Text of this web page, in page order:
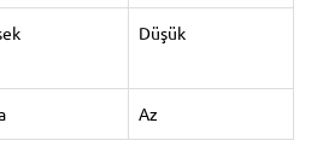
Düşük
Az